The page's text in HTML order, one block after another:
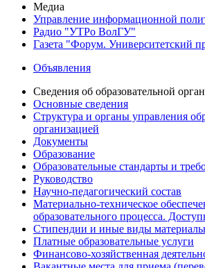
Медиа
Управление информационной
Радио "УТРо ВолГУ"
Газета "Форум. Университетский
Объявления
Сведения об образовательной
Основные сведения
Структура и органы управления
организацией
Документы
Образование
Образовательные стандарты и
Руководство
Научно-педагогический состав
Материально-техническое
образовательного процесса.
Стипендии и иные виды
Платные образовательные услуги
Финансово-хозяйственная